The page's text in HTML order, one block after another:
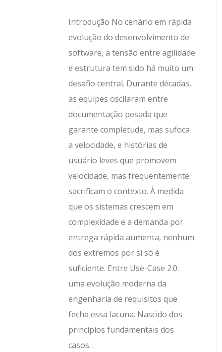
Introdução No cenário em rápida
evolução do desenvolvimento de
software, a tensão entre agilidade
e estrutura tem sido há muito um
desafio central. Durante décadas,
as equipes oscilaram entre
documentação pesada que
garante completude, mas sufoca
a velocidade, e histórias de
usuário leves que promovem
velocidade, mas frequentemente
sacrificam o contexto. À medida
que os sistemas crescem em
complexidade e a demanda por
entrega rápida aumenta, nenhum
dos extremos por si só é
suficiente. Entre Use-Case 2.0:
uma evolução moderna da
engenharia de requisitos que
fecha essa lacuna. Nascido dos
princípios fundamentais dos
casos…